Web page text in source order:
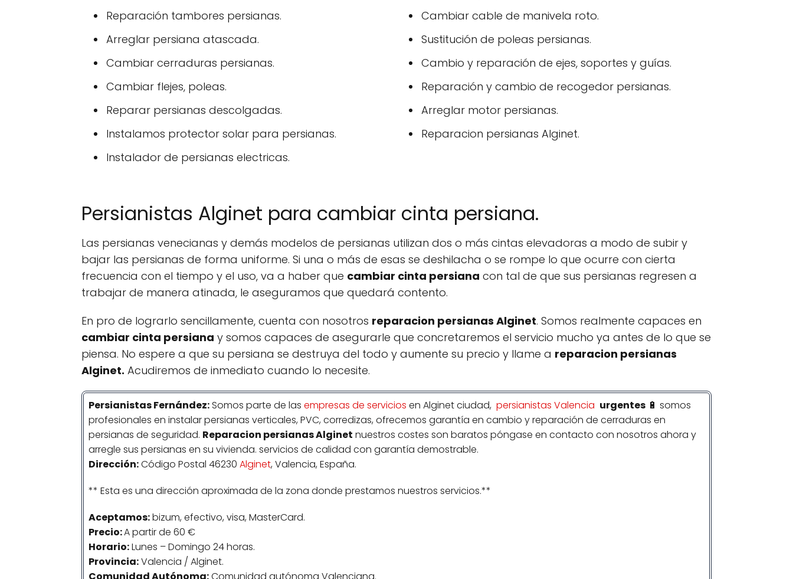
Reparación tambores persianas.
Arreglar persiana atascada.
Cambiar cerraduras persianas.
Cambiar flejes, poleas.
Reparar persianas descolgadas.
Instalamos protector solar para persianas.
Instalador de persianas electricas.
Cambiar cable de manivela roto.
Sustitución de poleas persianas.
Cambio y reparación de ejes, soportes y guías.
Reparación y cambio de recogedor persianas.
Arreglar motor persianas.
Reparacion persianas Alginet.
Persianistas Alginet para cambiar cinta persiana.
Las persianas venecianas y demás modelos de persianas utilizan dos o más cintas elevadoras a modo de subir y
bajar las persianas de forma uniforme. Si una o más de esas se deshilacha o se rompe lo que ocurre con cierta
frecuencia con el tiempo y el uso, va a haber que cambiar cinta persiana con tal de que sus persianas regresen a
trabajar de manera atinada, le aseguramos que quedará contento.
En pro de lograrlo sencillamente, cuenta con nosotros reparacion persianas Alginet. Somos realmente capaces en
cambiar cinta persiana y somos capaces de asegurarle que concretaremos el servicio mucho ya antes de lo que se
piensa. No espere a que su persiana se destruya del todo y aumente su precio y llame a reparacion persianas
Alginet. Acudiremos de inmediato cuando lo necesite.
PersianistasFernández:Somos parte de las empresas de servicios en Alginet ciudad, persianistas Valencia urgentes 🔋 somos
profesionales en instalar persianas verticales, PVC, corredizas, ofrecemos garantía en cambio y reparación de cerraduras en
persianas de seguridad. Reparacion persianas Alginet nuestros costes son baratos póngase en contacto con nosotros ahora y
arregle sus persianas en su vivienda. servicios de calidad con garantía demostrable.
Dirección:Código Postal 46230 Alginet, Valencia, España.
** Esta es una dirección aproximada de la zona donde prestamos nuestros servicios.**
Aceptamos:bizum, efectivo, visa, MasterCard.
Precio:A partir de 60 €
Horario:Lunes – Domingo 24 horas.
Provincia:Valencia / Alginet.